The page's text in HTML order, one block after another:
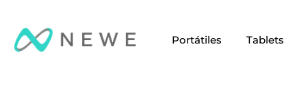
Portátiles Tablets